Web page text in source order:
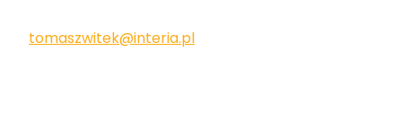
tomaszwitek@interia.pl